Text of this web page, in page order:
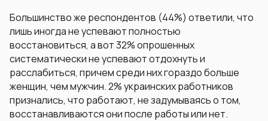
Большинство же респондентов (44%) ответили, что
лишь иногда не успевают полностью
восстановиться, а вот 32% опрошенных
систематически не успевают отдохнуть и
расслабиться, причем среди них гораздо больше
женщин, чем мужчин. 2% украинских работников
признались, что работают, не задумываясь о том,
восстанавливаются они после работы или нет.